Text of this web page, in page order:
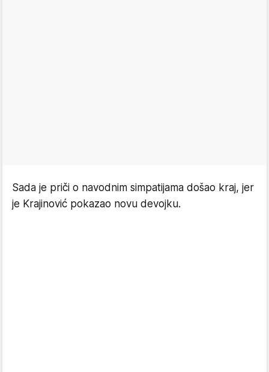
Sada je priči o navodnim simpatijama došao kraj, jer
je Krajinović pokazao novu devojku.